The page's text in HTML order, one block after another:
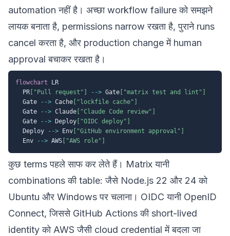
automation नहीं है। अच्छा workflow failure को समझने
लायक बनाता है, permissions narrow रखता है, पुराने runs
cancel करता है, और production change में human
approval बचाकर रखता है।
flowchart LR
  PR
["Pull request"] --> Gate ["matrix test and lint"]
  Gate
--> Cache ["lockfile cache"]
  Gate
--> Claude ["Claude Code review"]
  Gate
--> Deploy ["OIDC deploy"]
  Deploy
--> Env ["GitHub environment approval"]
  Env
--> AWS ["AWS role"]
कुछ terms पहले साफ कर लेते हैं। Matrix यानी
combinations की table: जैसे Node.js 22 और 24 को
Ubuntu और Windows पर चलाना। OIDC यानी OpenID
Connect, जिससे GitHub Actions की short-lived
identity को AWS जैसी cloud credential में बदला जा